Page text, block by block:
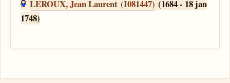
LEROUX, Jean Laurent (I081447) (1684 - 18 jan
1748)